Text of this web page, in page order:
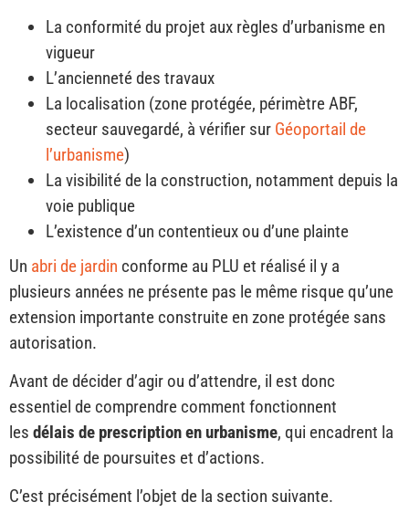
La conformité du projet aux règles d’urbanisme en
vigueur
L’ancienneté des travaux
La localisation (zone protégée, périmètre ABF,
secteur sauvegardé, à vérifier sur Géoportail de
l’urbanisme)
La visibilité de la construction, notamment depuis la
voie publique
L’existence d’un contentieux ou d’une plainte
Un abri de jardin conforme au PLU et réalisé il y a
plusieurs années ne présente pas le même risque qu’une
extension importante construite en zone protégée sans
autorisation.
Avant de décider d’agir ou d’attendre, il est donc
essentiel de comprendre comment fonctionnent
les délais de prescription en urbanisme, qui encadrent la
possibilité de poursuites et d’actions.
C’est précisément l’objet de la section suivante.